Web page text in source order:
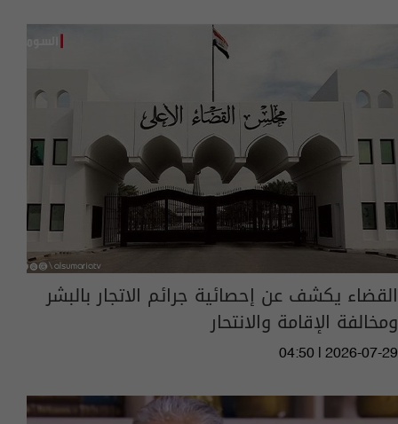
القضاء يكشف عن إحصائية جرائم الاتجار بالبشر
ومخالفة الإقامة والانتحار
04:50 | 2026-07-29